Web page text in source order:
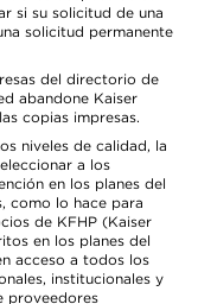
si su solicitud de una
solicitud permanente
del directorio de
abandone Kaiser
copias impresas.
niveles de calidad, la
a los
en los planes del
como lo hace para
de KFHP (Kaiser
en los planes del
acceso a todos los
institucionales y
proveedores